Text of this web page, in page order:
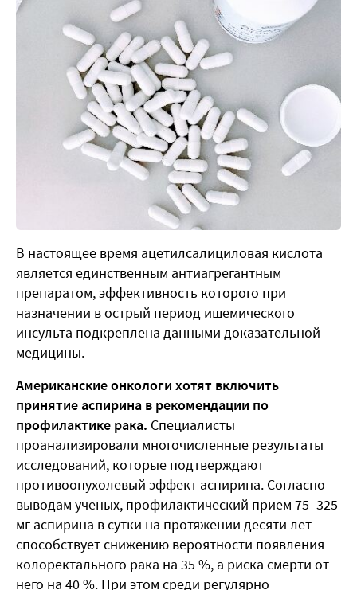
В настоящее время ацетилсалициловая кислота
является единственным антиагрегантным
препаратом, эффективность которого при
назначении в острый период ишемического
инсульта подкреплена данными доказательной
медицины.
Американские онкологи хотят включить
принятие аспирина в рекомендации по
профилактике рака. Специалисты
проанализировали многочисленные результаты
исследований, которые подтверждают
противоопухолевый эффект аспирина. Согласно
выводам ученых, профилактический прием 75–325
мг аспирина в сутки на протяжении десяти лет
способствует снижению вероятности появления
колоректального рака на 35 %, а риска смерти от
него на 40 %. При этом среди регулярно